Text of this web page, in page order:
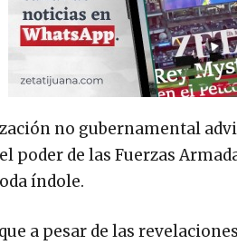
no gubernamental
poder de las Fuerzas
índole.
a pesar de las